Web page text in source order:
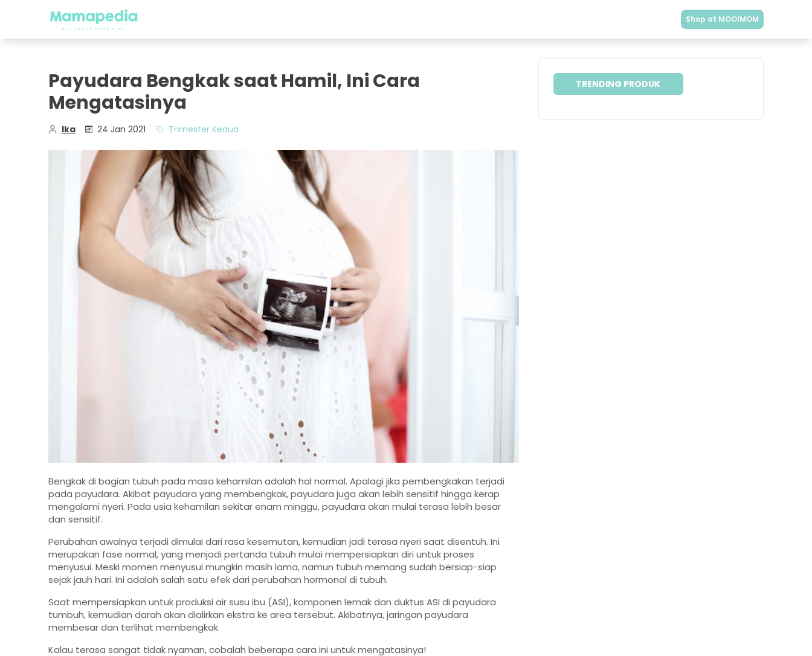
Shop at MOOIMOM
Payudara Bengkak saat Hamil, Ini Cara
Mengatasinya
Ika 24 Jan 2021 Trimester Kedua
Bengkak di bagian tubuh pada masa kehamilan adalah hal normal. Apalagi jika pembengkakan terjadi
pada payudara. Akibat payudara yang membengkak, payudara juga akan lebih sensitif hingga kerap
mengalami nyeri. Pada usia kehamilan sekitar enam minggu, payudara akan mulai terasa lebih besar
dan sensitif.
Perubahan awalnya terjadi dimulai dari rasa kesemutan, kemudian jadi terasa nyeri saat disentuh. Ini
merupakan fase normal, yang menjadi pertanda tubuh mulai mempersiapkan diri untuk proses
menyusui. Meski momen menyusui mungkin masih lama, namun tubuh memang sudah bersiap-siap
sejak jauh hari. Ini adalah salah satu efek dari perubahan hormonal di tubuh.
Saat mempersiapkan untuk produksi air susu ibu (ASI), komponen lemak dan duktus ASI di payudara
tumbuh, kemudian darah akan dialirkan ekstra ke area tersebut. Akibatnya, jaringan payudara
membesar dan terlihat membengkak.
Kalau terasa sangat tidak nyaman, cobalah beberapa cara ini untuk mengatasinya!
TRENDING PRODUK